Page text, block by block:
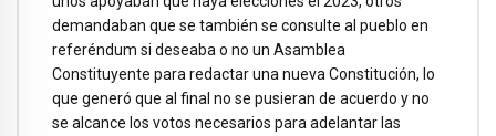
demandaban que se también se consulte al pueblo en
referéndum si deseaba o no un Asamblea
Constituyente para redactar una nueva Constitución, lo
que generó que al final no se pusieran de acuerdo y no
se alcance los votos necesarios para adelantar las